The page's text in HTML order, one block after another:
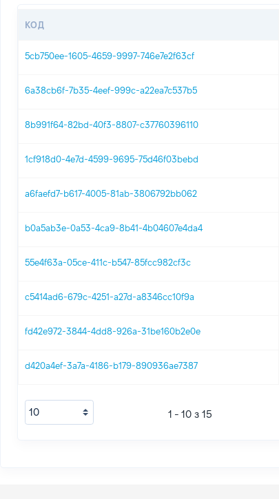
КОД
5cb750ee-1605-4659-9997-746e7e2f63cf
6a38cb6f-7b35-4eef-999c-a22ea7c537b5
8b991f64-82bd-40f3-8807-c37760396110
1cf918d0-4e7d-4599-9695-75d46f03bebd
a6faefd7-b617-4005-81ab-3806792bb062
b0a5ab3e-0a53-4ca9-8b41-4b04607e4da4
55e4f63a-05ce-411c-b547-85fcc982cf3c
c5414ad6-679c-4251-a27d-a8346cc10f9a
fd42e972-3844-4dd8-926a-31be160b2e0e
d420a4ef-3a7a-4186-b179-890936ae7387
1 - 10 з 15